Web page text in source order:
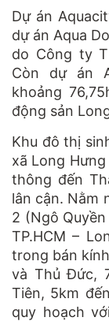
Dự án
dự án Aqua
do Công ty
Còn dự án
khoảng
động sản
Khu đô thị
xã Long
thông đến
lân cận. Nằm
2 (Ngô
TP.HCM –
trong bán
và Thủ Đức,
Tiên, 5km
quy hoạch